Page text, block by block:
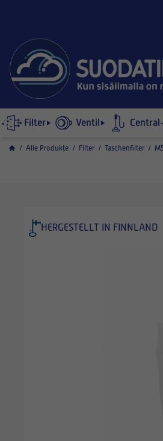
Filter Ventil
/ Alle Produkte / Filter / Taschenfilter /
HERGESTELLT IN FINNLAND